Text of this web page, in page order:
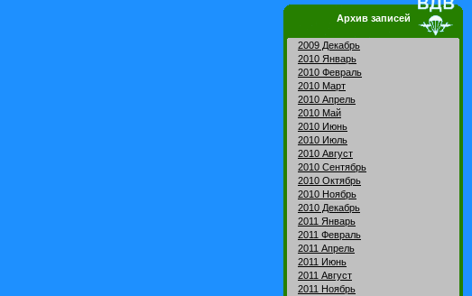
Архив записей
2009 Декабрь
2010 Январь
2010 Февраль
2010 Март
2010 Апрель
2010 Май
2010 Июнь
2010 Июль
2010 Август
2010 Сентябрь
2010 Октябрь
2010 Ноябрь
2010 Декабрь
2011 Январь
2011 Февраль
2011 Апрель
2011 Июнь
2011 Август
2011 Ноябрь